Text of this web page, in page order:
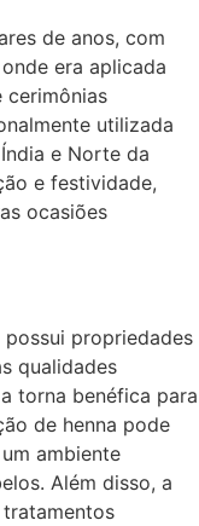
de anos, com
era aplicada
cerimônias
utilizada
e Norte da
e festividade,
ocasiões
propriedades
qualidades
torna benéfica para
de henna pode
ambiente
Além disso, a